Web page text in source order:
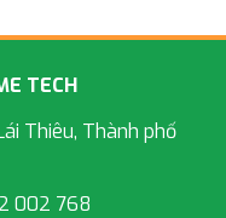
TECH
Thiêu, Thành phố
002 768